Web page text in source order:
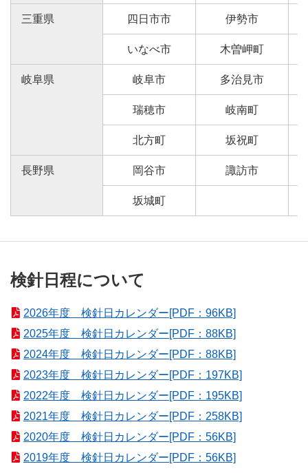
三重県 四日市市 伊勢市
いなべ市 木曽岬町
岐阜県 岐阜市 多治見市
瑞穂市 岐南町
北方町 坂祝町
長野県 岡谷市 諏訪市
坂城町
検針日程について
2026年度 検針日カレンダー[PDF：96KB]
2025年度 検針日カレンダー[PDF：88KB]
2024年度 検針日カレンダー[PDF：88KB]
2023年度 検針日カレンダー[PDF：197KB]
2022年度 検針日カレンダー[PDF：195KB]
2021年度 検針日カレンダー[PDF：258KB]
2020年度 検針日カレンダー[PDF：56KB]
2019年度 検針日カレンダー[PDF：56KB]